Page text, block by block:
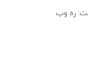
: ره وب